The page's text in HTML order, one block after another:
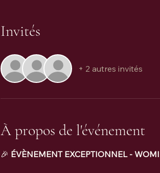
Invités
+ 2 autres invités
À propos de l'événement
🎉 ÉVÈNEMENT EXCEPTIONNEL -